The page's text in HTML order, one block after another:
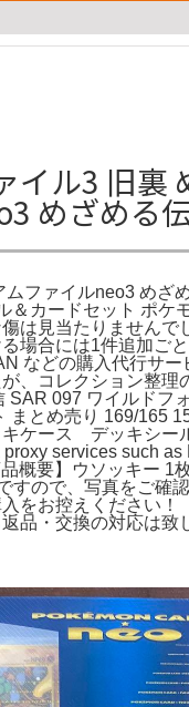
イル3 旧
めざめる
ファイルneo3 めざ
＆カードセット ポケ
は見当たりませんで
場合には1件追加ご
などの購入代行サ
、コレクション整理
SAR 097 ワイルド
とめ売り 169/165
ケース デッキシー
services such
概要】ウソッキー 1
すので、写真をご確
をお控えください
品・交換の対応は